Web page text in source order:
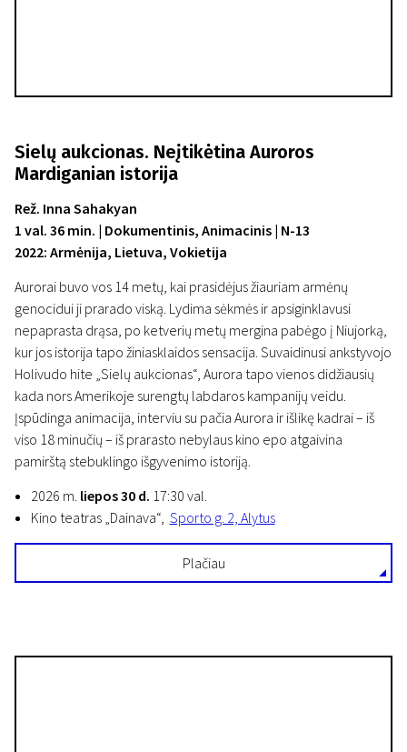
Sielų aukcionas. Neįtikėtina Auroros
Mardiganian istorija
Rež. Inna Sahakyan
1 val. 36 min. | Dokumentinis, Animacinis | N-13
2022: Armėnija, Lietuva, Vokietija
Aurorai buvo vos 14 metų, kai prasidėjus žiauriam armėnų
genocidui ji prarado viską. Lydima sėkmės ir apsiginklavusi
nepaprasta drąsa, po ketverių metų mergina pabėgo į Niujorką,
kur jos istorija tapo žiniasklaidos sensacija. Suvaidinusi ankstyvojo
Holivudo hite „Sielų aukcionas“, Aurora tapo vienos didžiausių
kada nors Amerikoje surengtų labdaros kampanijų veidu.
Įspūdinga animacija, interviu su pačia Aurora ir išlikę kadrai – iš
viso 18 minučių – iš prarasto nebylaus kino epo atgaivina
pamirštą stebuklingo išgyvenimo istoriją.
2026 m. liepos 30 d. 17:30 val.
Kino teatras „Dainava“, Sporto g. 2, Alytus
Plačiau